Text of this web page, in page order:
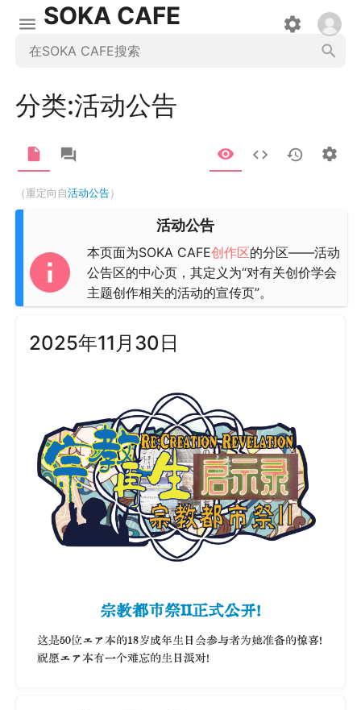
SOKA CAFE
分类:活动公告
（重定向自活动公告）
活动公告
本页面为SOKA CAFE创作区的分区——活动
公告区的中心页，其定义为“对有关创价学会
主题创作相关的活动的宣传页”。
2025年11月30日
宗教都市祭II正式公开！
这是50位エア本的18岁成年生日会参与者为她准备的惊喜！
祝愿エア本有一个难忘的生日派对！